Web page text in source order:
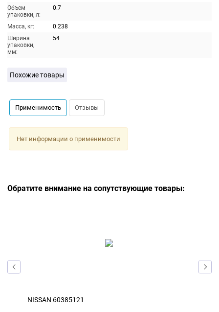
Объем
упаковки, л:
0.7
Масса, кг:
0.238
Ширина
упаковки,
мм:
54
Похожие товары
Применимость Отзывы
Нет информации о применимости
Обратите внимание на сопутствующие товары:
NISSAN 60385121